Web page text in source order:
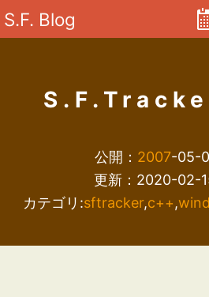
S.F. Blog
公開： 2007-05-
更新：2020-02-
カテゴリ:sftracker,c++,